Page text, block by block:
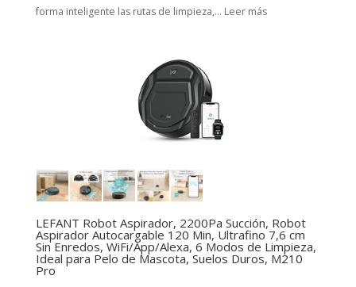
forma inteligente las rutas de limpieza,... Leer más
LEFANT Robot Aspirador, 2200Pa Succión, Robot
Aspirador Autocargable 120 Min, Ultrafino 7,6 cm
Sin Enredos, WiFi/App/Alexa, 6 Modos de Limpieza,
Ideal para Pelo de Mascota, Suelos Duros, M210
Pro